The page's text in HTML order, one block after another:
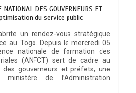
DES GOUVERNEURS ET
du service public
un rendez-vous stratégique
au Togo. Depuis le mercredi 05
nationale de formation des
(ANFCT) sert de cadre au
des gouverneurs et préfets, une
de l’Administration